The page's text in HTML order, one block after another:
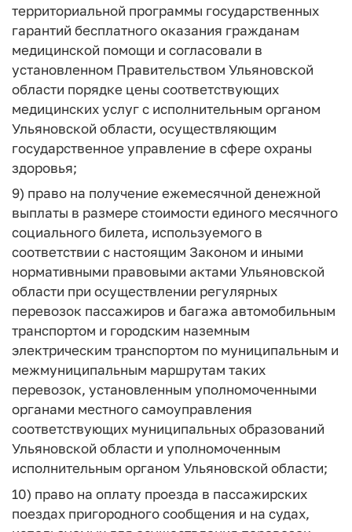
территориальной программы государственных
гарантий бесплатного оказания гражданам
медицинской помощи и согласовали в
установленном Правительством Ульяновской
области порядке цены соответствующих
медицинских услуг с исполнительным органом
Ульяновской области, осуществляющим
государственное управление в сфере охраны
здоровья;
9) право на получение ежемесячной денежной
выплаты в размере стоимости единого месячного
социального билета, используемого в
соответствии с настоящим Законом и иными
нормативными правовыми актами Ульяновской
области при осуществлении регулярных
перевозок пассажиров и багажа автомобильным
транспортом и городским наземным
электрическим транспортом по муниципальным и
межмуниципальным маршрутам таких
перевозок, установленным уполномоченными
органами местного самоуправления
соответствующих муниципальных образований
Ульяновской области и уполномоченным
исполнительным органом Ульяновской области;
10) право на оплату проезда в пассажирских
поездах пригородного сообщения и на судах,